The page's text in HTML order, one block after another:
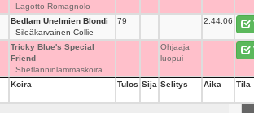
Lagotto Romagnolo
Bedlam Unelmien Blondi
Sileäkarvainen Collie
79 2.44,06
Tricky Blue's Special
Friend
Shetlanninlammaskoira
Ohjaaja
luopui
Koira Tulos Sija Selitys Aika Tila